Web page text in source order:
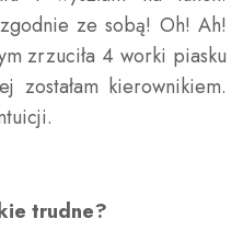
ze sobą! Oh! Ah!
zrzuciła 4 worki piasku
kierownikiem.
trudne?